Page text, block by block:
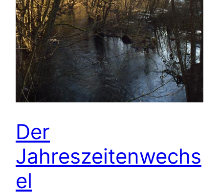
Der
Jahreszeitenwechs
el